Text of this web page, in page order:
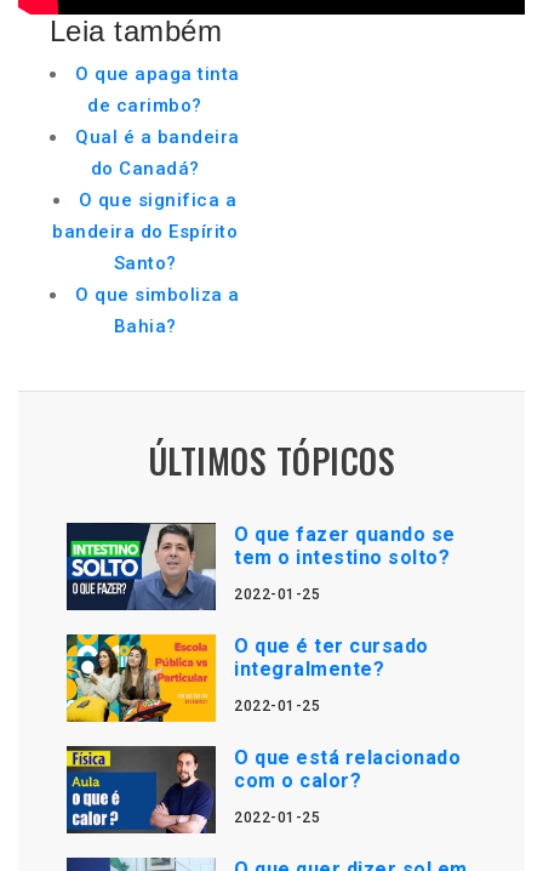
Leia também
O que apaga tinta
de carimbo?
Qual é a bandeira
do Canadá?
O que significa a
bandeira do Espírito
Santo?
O que simboliza a
Bahia?
ÚLTIMOS TÓPICOS
O que fazer quando se
tem o intestino solto?
2022-01-25
O que é ter cursado
integralmente?
2022-01-25
O que está relacionado
com o calor?
2022-01-25